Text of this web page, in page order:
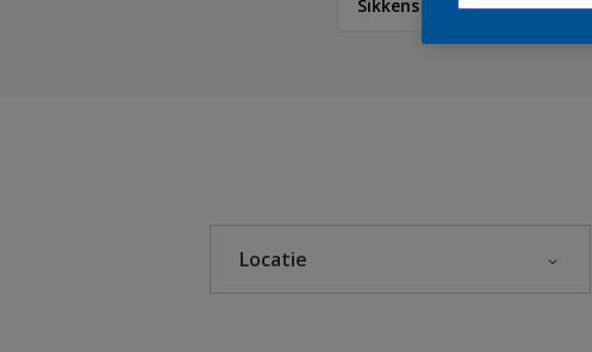
Sikkens Colour Futures 2019
Sikkens Kleurselectie Kleuren
Locatie